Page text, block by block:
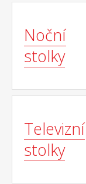
Noční
stolky
Televizní
stolky